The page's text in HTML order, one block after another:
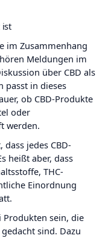
ist
im Zusammenhang
Meldungen im
über CBD als
passt in dieses
ob CBD-Produkte
oder
werden.
jedes CBD-
heißt aber, dass
THC-
Einordnung
Produkten sein, die
sind. Dazu